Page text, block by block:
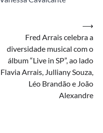
Fred Arrais celebra a
diversidade musical com o
álbum “Live in SP”, ao lado
Flavia Arrais, Julliany Souza,
Léo Brandão e João
Alexandre
⟶